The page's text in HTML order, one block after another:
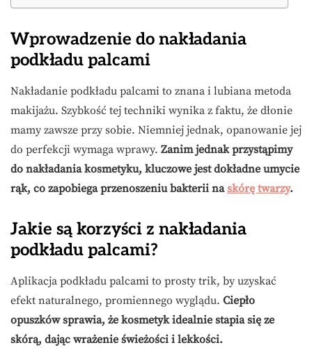
Wprowadzenie do nakładania
podkładu palcami
Nakładanie podkładu palcami to znana i lubiana metoda
makijażu. Szybkość tej techniki wynika z faktu, że dłonie
mamy zawsze przy sobie. Niemniej jednak, opanowanie jej
do perfekcji wymaga wprawy. Zanim jednak przystąpimy
do nakładania kosmetyku, kluczowe jest dokładne umycie
rąk, co zapobiega przenoszeniu bakterii naskórę twarzy.
Jakie są korzyści z nakładania
podkładu palcami?
Aplikacja podkładu palcami to prosty trik, by uzyskać
efekt naturalnego, promiennego wyglądu. Ciepło
opuszków sprawia, że kosmetyk idealnie stapia się ze
skórą, dając wrażenie świeżości i lekkości.